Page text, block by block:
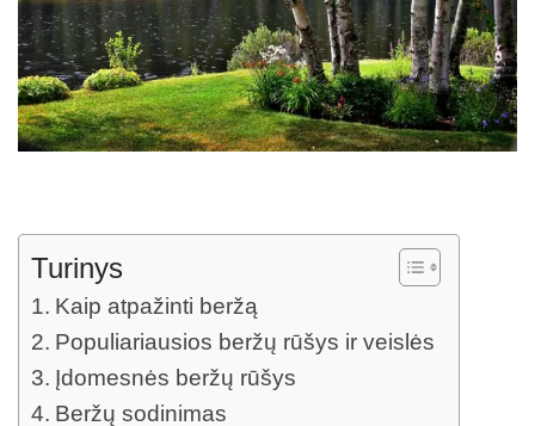
Turinys
Kaip atpažinti beržą
Populiariausios beržų rūšys ir veislės
Įdomesnės beržų rūšys
Beržų sodinimas